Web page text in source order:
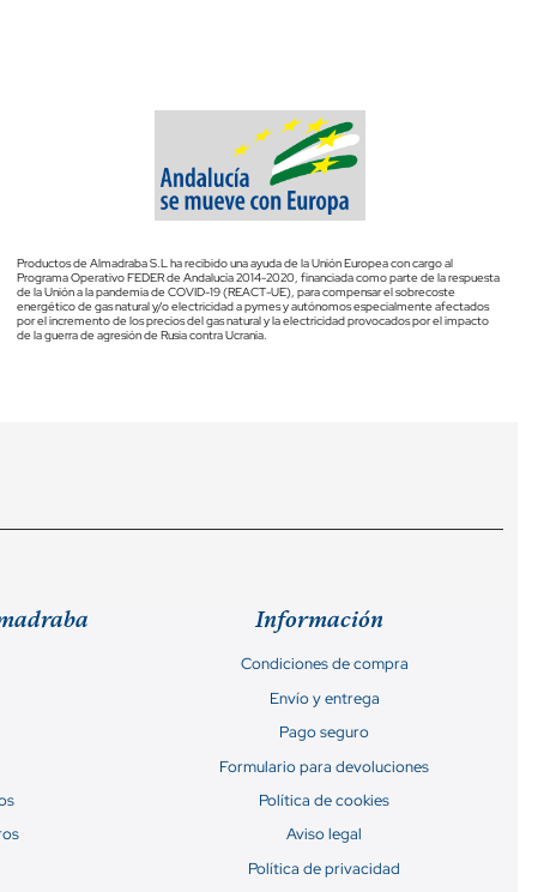
Productos de Almadraba S.L ha recibido una ayuda de la Unión Europea con cargo al
Programa Operativo FEDER de Andalucía 2014-2020, financiada como parte de la respuesta
de la Unión a la pandemia de COVID-19 (REACT-UE), para compensar el sobrecoste
energético de gas natural y/o electricidad a pymes y autónomos especialmente afectados
por el incremento de los precios del gas natural y la electricidad provocados por el impacto
de la guerra de agresión de Rusia contra Ucrania.
Información
Condiciones de compra
Envío y entrega
Pago seguro
Formulario para devoluciones
Política de cookies
Aviso legal
Política de privacidad